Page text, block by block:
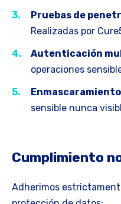
Pruebas de
Realizadas por
Autenticación
operaciones
sensible nunca
Cumplimiento
Adherimos